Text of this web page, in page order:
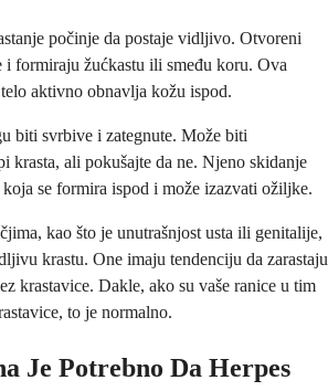
počinje da postaje vidljivo. Otvoreni
i formiraju žućkastu ili smeđu koru. Ova
aktivno obnavlja kožu ispod.
biti svrbive i zategnute. Može biti
krasta, ali pokušajte da ne. Njeno skidanje
se formira ispod i može izazvati ožiljke.
kao što je unutrašnjost usta ili genitalije,
krastu. One imaju tendenciju da zarastaju
krastavice. Dakle, ako su vaše ranice u tim
to je normalno.
Je Potrebno Da Herpes